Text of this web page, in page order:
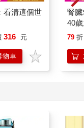
看清這個世
316 元
物車
腎
40
就
79 折